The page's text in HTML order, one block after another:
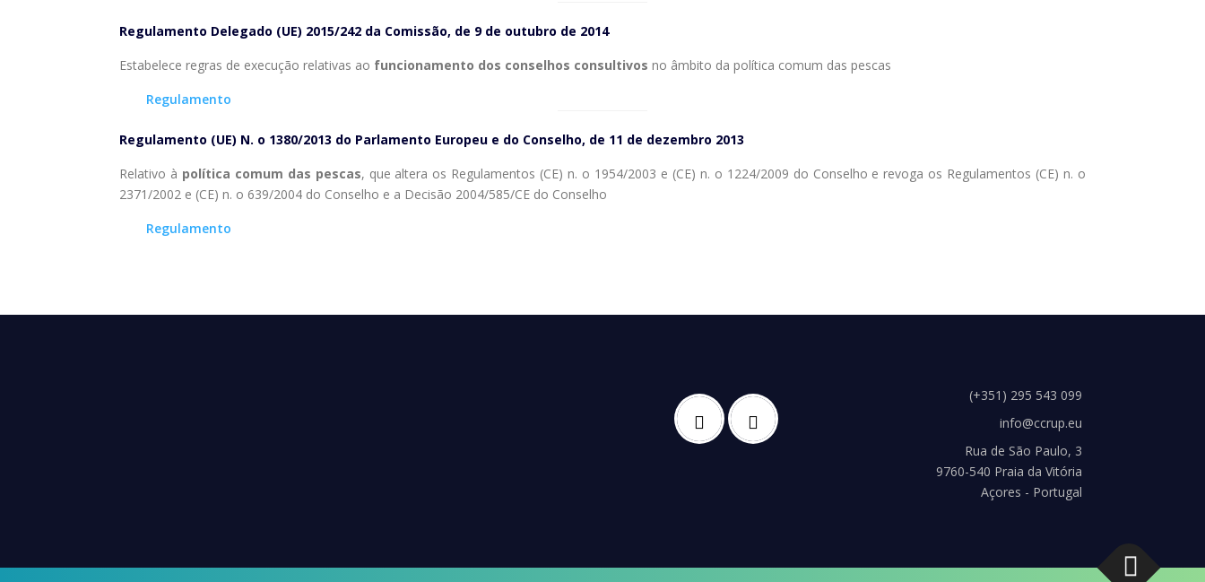
Regulamento Delegado (UE) 2015/242 da Comissão, de 9 de outubro de 2014
Estabelece regras de execução relativas ao funcionamento dos conselhos consultivos no âmbito da política comum das pescas
Regulamento
Regulamento (UE) N. o 1380/2013 do Parlamento Europeu e do Conselho, de 11 de dezembro 2013
Relativo à política comum das pescas, que altera os Regulamentos (CE) n. o 1954/2003 e (CE) n. o 1224/2009 do Conselho e revoga os Regulamentos (CE) n. o
2371/2002 e (CE) n. o 639/2004 do Conselho e a Decisão 2004/585/CE do Conselho
Regulamento
(+351) 295 543 099
info@ccrup.eu
Rua de São Paulo, 3
9760-540 Praia da Vitória
Açores - Portugal